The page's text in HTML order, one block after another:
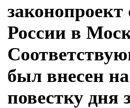
России в
был внесен
повестку дня